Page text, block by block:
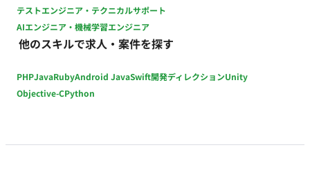
テストエンジニア・テクニカルサポート
AIエンジニア・機械学習エンジニア
他のスキルで求人・案件を探す
PHPJavaRubyAndroid JavaSwift開発ディレクションUnity
Objective-CPython